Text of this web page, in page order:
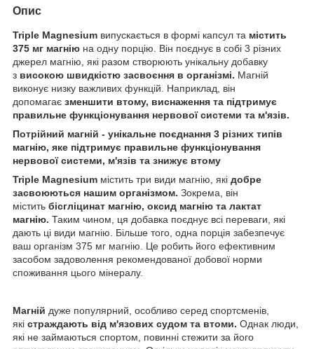
Опис
Triple Magnesium випускається в формі капсул та містить
375 мг магнію на одну порцію. Він поєднує в собі 3 різних
джерел магнію, які разом створюють унікальну добавку
з високою швидкістю засвоєння в організмі. Магній
виконує низку важливих функцій. Наприклад, він
допомагає зменшити втому, виснаження та підтримує
правильне функціонування нервової системи та м'язів.
Потрійний магній - унікальне поєднання 3 різних типів
магнію, яке підтримує правильне функціонування
нервової системи, м'язів та знижує втому
Triple Magnesium містить три види магнію, які добре
засвоюються нашим організмом. Зокрема, він
містить бісгліцинат магнію, оксид магнію та лактат
магнію. Таким чином, ця добавка поєднує всі переваги, які
дають ці види магнію. Більше того, одна порція забезпечує
ваш організм 375 мг магнію. Це робить його ефективним
засобом задоволення рекомендованої добової норми
споживання цього мінералу.
Магній дуже популярний, особливо серед спортсменів,
які страждають від м'язових судом та втоми. Однак люди,
які не займаються спортом, повинні стежити за його